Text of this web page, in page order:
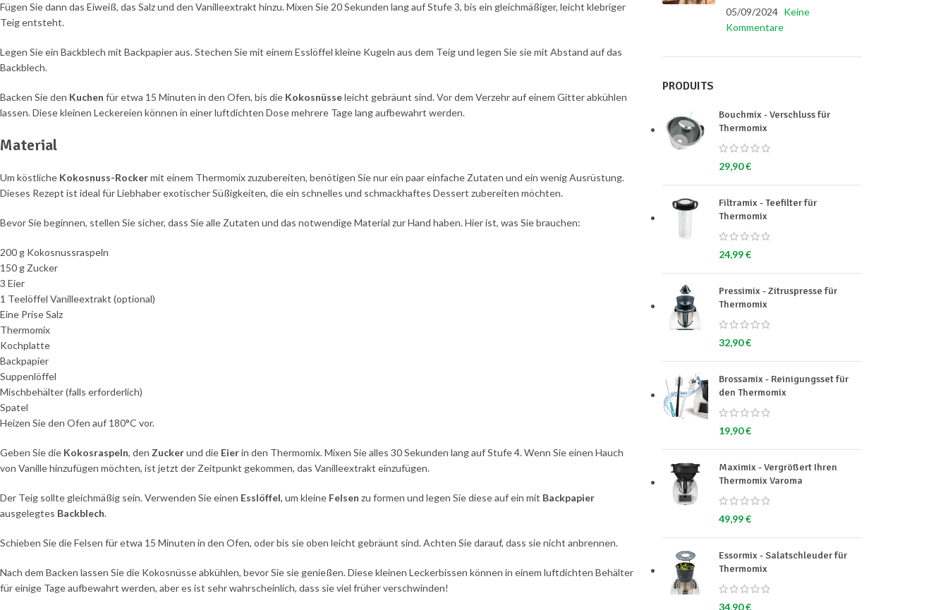
Fügen Sie dann das Eiweiß, das Salz und den Vanilleextrakt hinzu. Mixen Sie 20 Sekunden lang auf Stufe 3, bis ein gleichmäßiger, leicht klebriger
Teig entsteht.
Legen Sie ein Backblech mit Backpapier aus. Stechen Sie mit einem Esslöffel kleine Kugeln aus dem Teig und legen Sie sie mit Abstand auf das
Backblech.
Backen Sie den Kuchen für etwa 15 Minuten in den Ofen, bis die Kokosnüsseleicht gebräunt sind. Vor dem Verzehr auf einem Gitter abkühlen
lassen. Diese kleinen Leckereien können in einer luftdichten Dose mehrere Tage lang aufbewahrt werden.
Material
Um köstliche Kokosnuss-Rockermit einem Thermomix zuzubereiten, benötigen Sie nur ein paar einfache Zutaten und ein wenig Ausrüstung.
Dieses Rezept ist ideal für Liebhaber exotischer Süßigkeiten, die ein schnelles und schmackhaftes Dessert zubereiten möchten.
Bevor Sie beginnen, stellen Sie sicher, dass Sie alle Zutaten und das notwendige Material zur Hand haben. Hier ist, was Sie brauchen:
200 g Kokosnussraspeln
150 g Zucker
3 Eier
1 Teelöffel Vanilleextrakt (optional)
Eine Prise Salz
Thermomix
Kochplatte
Backpapier
Suppenlöffel
Mischbehälter (falls erforderlich)
Spatel
Heizen Sie den Ofen auf 180°C vor.
Geben Sie die Kokosraspeln, den Zuckerund die Eierin den Thermomix. Mixen Sie alles 30 Sekunden lang auf Stufe 4. Wenn Sie einen Hauch
von Vanille hinzufügen möchten, ist jetzt der Zeitpunkt gekommen, das Vanilleextrakt einzufügen.
Der Teig sollte gleichmäßig sein. Verwenden Sie einen Esslöffel, um kleine Felsen zu formen und legen Sie diese auf ein mit Backpapier
ausgelegtes Backblech.
Schieben Sie die Felsen für etwa 15 Minuten in den Ofen, oder bis sie oben leicht gebräunt sind. Achten Sie darauf, dass sie nicht anbrennen.
Nach dem Backen lassen Sie die Kokosnüsse abkühlen, bevor Sie sie genießen. Diese kleinen Leckerbissen können in einem luftdichten Behälter
für einige Tage aufbewahrt werden, aber es ist sehr wahrscheinlich, dass sie viel früher verschwinden!
05/09/2024 Keine
Kommentare
PRODUITS
Bouchmix - Verschluss für
Thermomix
29,90€
Filtramix - Teefilter für
Thermomix
24,99€
Pressimix - Zitruspresse für
Thermomix
32,90€
Brossamix - Reinigungsset für
den Thermomix
19,90€
Maximix - Vergrößert Ihren
Thermomix Varoma
49,99€
Essormix - Salatschleuder für
Thermomix
34,90€